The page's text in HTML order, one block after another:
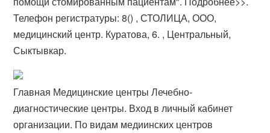
Телефон регистратуры: 8() , СТОЛИЦА, ООО,
медицинский центр. Куратова, 6. , Центральный,
Сыктывкар.
Главная Медицинские центры Лечебно-
диагностические центры. Вход в личный кабинет
организации. По видам медиинских центров